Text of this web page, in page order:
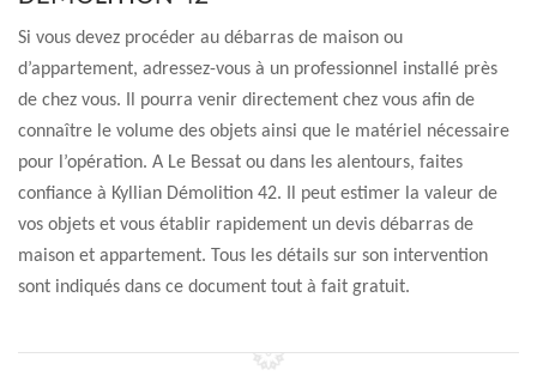
Si vous devez procéder au débarras de maison ou
d’appartement, adressez-vous à un professionnel installé près
de chez vous. Il pourra venir directement chez vous afin de
connaître le volume des objets ainsi que le matériel nécessaire
pour l’opération. A Le Bessat ou dans les alentours, faites
confiance à Kyllian Démolition 42. Il peut estimer la valeur de
vos objets et vous établir rapidement un devis débarras de
maison et appartement. Tous les détails sur son intervention
sont indiqués dans ce document tout à fait gratuit.